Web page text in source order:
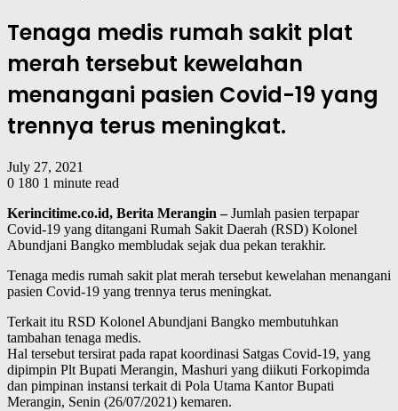
Tenaga medis rumah sakit plat
merah tersebut kewelahan
menangani pasien Covid-19 yang
trennya terus meningkat.
July 27, 2021
0 180 1 minute read
Kerincitime.co.id, Berita Merangin –Jumlah pasien terpapar
Covid-19 yang ditangani Rumah Sakit Daerah (RSD) Kolonel
Abundjani Bangko membludak sejak dua pekan terakhir.
Tenaga medis rumah sakit plat merah tersebut kewelahan menangani
pasien Covid-19 yang trennya terus meningkat.
Terkait itu RSD Kolonel Abundjani Bangko membutuhkan
tambahan tenaga medis.
Hal tersebut tersirat pada rapat koordinasi Satgas Covid-19, yang
dipimpin Plt Bupati Merangin, Mashuri yang diikuti Forkopimda
dan pimpinan instansi terkait di Pola Utama Kantor Bupati
Merangin, Senin (26/07/2021) kemaren.